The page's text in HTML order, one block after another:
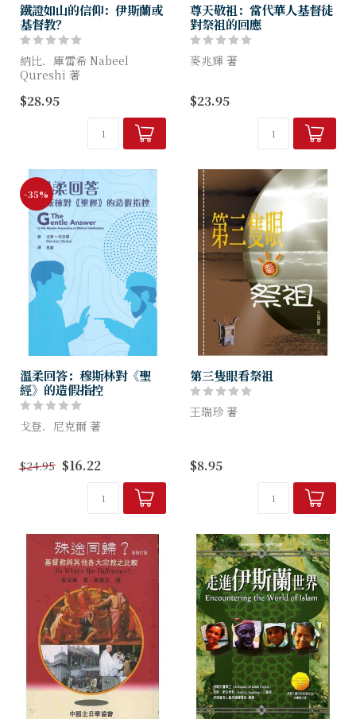
鐵證如山的信仰：伊斯蘭或
基督教？
納比．庫雷希 Nabeel
Qureshi 著
本書考察重要的史實，包括兩
個宗教的起源和可蘭經及聖經
各自的形成過程，提供豐富的
歷史資料。而關於聖戰和十字
$28.95
尊天敬祖：當代華人基督徒
對祭祖的回應
麥兆輝 著
福音的最大障礙與絆腳石。若
不解決，我們便很難奢望華人
能大規模地信主：只因每到一
些重大的節期，如端午、中
$23.95
-35%
溫柔回答：穆斯林對《聖
經》的造假指控
戈登．尼克爾 著
應1200多年來許多穆斯林對非
穆斯林所作出的一個控訴：即
《聖經》文本失真和/ 或造
假。自《聖經》批判有更多的
$24.95 $16.22
第三隻眼看祭祖
王瑞珍 著
要、滿足，真有相見恨晚之
感。王老師本著他系統神學銳
利的分析能力，來處理福音與
華人祭祖文化的衝...
$8.95